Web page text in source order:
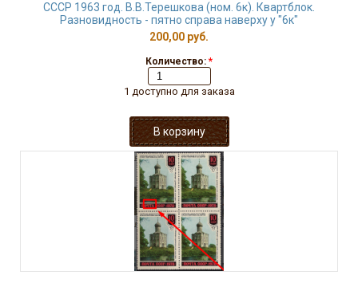
СССР 1963 год. В.В.Терешкова (ном. 6к). Квартблок.
Разновидность - пятно справа наверху у "6к"
200,00 руб.
Количество: *
1 доступно для заказа